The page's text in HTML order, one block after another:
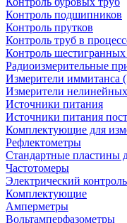
Контроль подшипников
Контроль прутков
Контроль труб в
Контроль шестигранных
Радиоизмерительные
Измерители иммитанса
Измерители
Источники питания
Источники питания
Комплектующие для
Рефлектометры
Стандартные пластины
Частотомеры
Электрический контроль
Комплектующие
Амперметры
Вольтамперфазометры